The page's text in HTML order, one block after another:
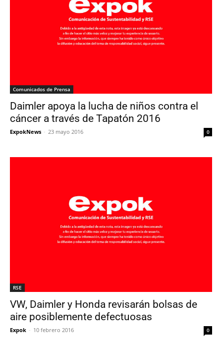
Comunicados de Prensa
Daimler apoya la lucha de niños contra el
cáncer a través de Tapatón 2016
ExpokNews - 23 mayo 2016 0
RSE
VW, Daimler y Honda revisarán bolsas de
aire posiblemente defectuosas
Expok - 10 febrero 2016 0